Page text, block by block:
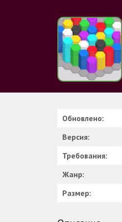
Обновлено:
Версия:
Требования:
Жанр:
Размер: